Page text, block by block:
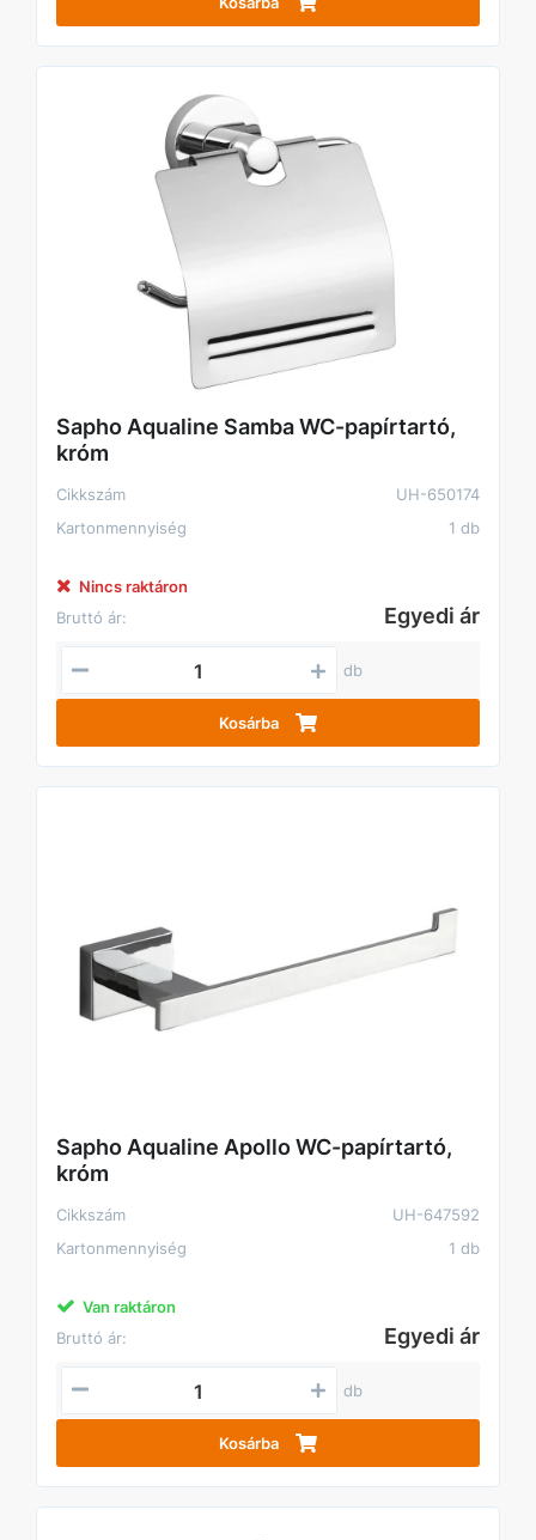
Sapho Aqualine Samba WC-papírtartó,
króm
Cikkszám
UH-650174
Kartonmennyiség
1 db
Nincs raktáron
Bruttó ár:
Egyedi ár
db
Kosárba
Sapho Aqualine Apollo WC-papírtartó,
króm
Cikkszám
UH-647592
Kartonmennyiség
1 db
Van raktáron
Bruttó ár:
Egyedi ár
db
Kosárba